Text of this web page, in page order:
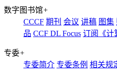
数字图书馆+
CCCF 期刊 会议 讲稿 图集
品 CCF DL Focus 订阅《计
专委+
专委简介 专委条例 相关规